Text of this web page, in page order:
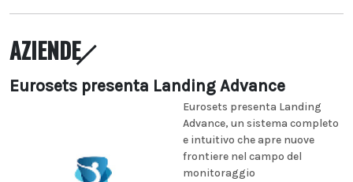
AZIENDE
Eurosets presenta Landing Advance
Eurosets presenta Landing
Advance, un sistema completo
e intuitivo che apre nuove
frontiere nel campo del
monitoraggio